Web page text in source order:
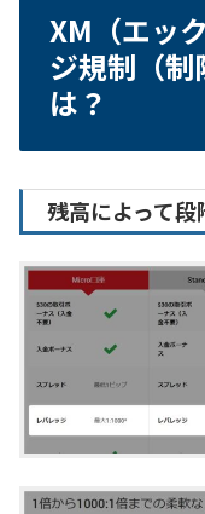
XM（エッ
ジ規制（制
は？
残高によって